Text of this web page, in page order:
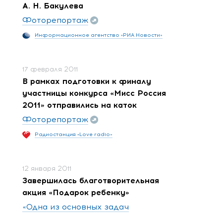
А. Н. Бакулева
Фоторепортаж
Информационное агентство «РИА Новости»
17 февраля 2011
В рамках подготовки к финалу
участницы конкурса «Мисс Россия
2011» отправились на каток
Фоторепортаж
Радиостанция «Love radio»
12 января 2011
Завершилась благотворительная
акция «Подарок ребенку»
«Одна из основных задач